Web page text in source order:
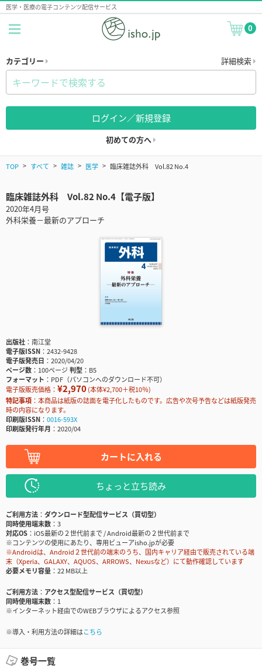
医学・医療の電子コンテンツ配信サービス
0
カテゴリー 詳細検索
ログイン／新規登録
初めての方へ
TOP すべて 雑誌 医学 臨床雑誌外科 Vol.82 No.4
臨床雑誌外科 Vol.82 No.4【電子版】
2020年4月号
外科栄養－最新のアプローチ
出版社
南江堂
電子版ISSN
2432-9428
電子版発売日
2020/04/20
ページ数
100ページ判型
B5
フォーマット
PDF（パソコンへのダウンロード不可）
電子版販売価格： ¥2,970(本体¥2,700＋税10％)
特記事項
本商品は紙版の誌面を電子化したものです。広告や次号予告などは紙版発売
時の内容になります。
印刷版ISSN
0016-593X
印刷版発行年月
2020/04
カートに入れる
ちょっと立ち読み
ご利用方法
ダウンロード型配信サービス（買切型）
同時使用端末数
3
対応OS
iOS最新の２世代前まで / Android最新の２世代前まで
※コンテンツの使用にあたり、専用ビューアisho.jpが必要
※Androidは、Android２世代前の端末のうち、国内キャリア経由で販売されている端
末（Xperia、GALAXY、AQUOS、ARROWS、Nexusなど）にて動作確認しています
必要メモリ容量
22 MB以上
ご利用方法
アクセス型配信サービス（買切型）
同時使用端末数
1
※インターネット経由でのWEBブラウザによるアクセス参照
※導入・利用方法の詳細はこちら
巻号一覧